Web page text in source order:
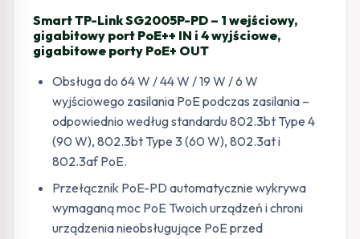
Smart TP-Link SG2005P-PD – 1 wejściowy,
gigabitowy port PoE++ IN i 4 wyjściowe,
gigabitowe porty PoE+ OUT
Obsługa do 64 W / 44 W / 19 W / 6 W
wyjściowego zasilania PoE podczas zasilania –
odpowiednio według standardu 802.3bt Type 4
(90 W), 802.3bt Type 3 (60 W), 802.3at i
802.3af PoE.
Przełącznik PoE-PD automatycznie wykrywa
wymaganą moc PoE Twoich urządzeń i chroni
urządzenia nieobsługujące PoE przed